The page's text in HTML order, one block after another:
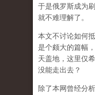
于是俄罗斯成为
就不难理解了。
本文不讨论如何
是个颇大的篇幅
天盖地，这里仅
没能走出去？
除了本网曾经分